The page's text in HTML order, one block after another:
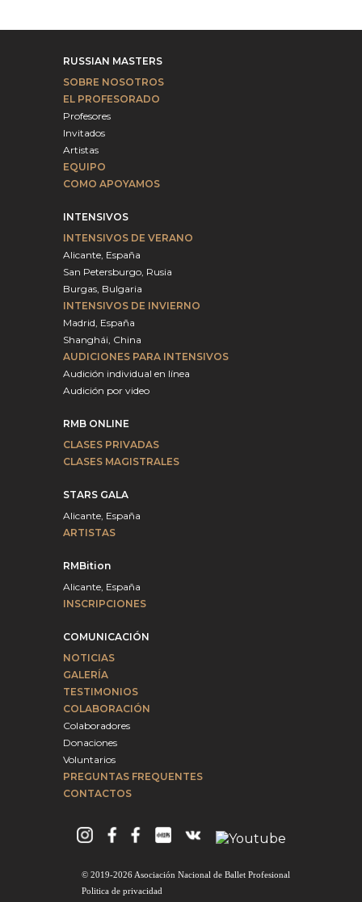
RUSSIAN MASTERS
SOBRE NOSOTROS
EL PROFESORADO
Profesores
Invitados
Artistas
EQUIPO
COMO APOYAMOS
INTENSIVOS
INTENSIVOS DE VERANO
Alicante, España
San Petersburgo, Rusia
Burgas, Bulgaria
INTENSIVOS DE INVIERNO
Madrid, España
Shanghái, China
AUDICIONES PARA INTENSIVOS
Audición individual en línea
Audición por video
RMB ONLINE
CLASES PRIVADAS
CLASES MAGISTRALES
STARS GALA
Alicante, España
ARTISTAS
RMBition
Alicante, España
INSCRIPCIONES
COMUNICACIÓN
NOTICIAS
GALERÍA
TESTIMONIOS
COLABORACIÓN
Colaboradores
Donaciones
Voluntarios
PREGUNTAS FREQUENTES
CONTACTOS
© 2019-2026 Asociación Nacional de Ballet Profesional
Politica de privacidad